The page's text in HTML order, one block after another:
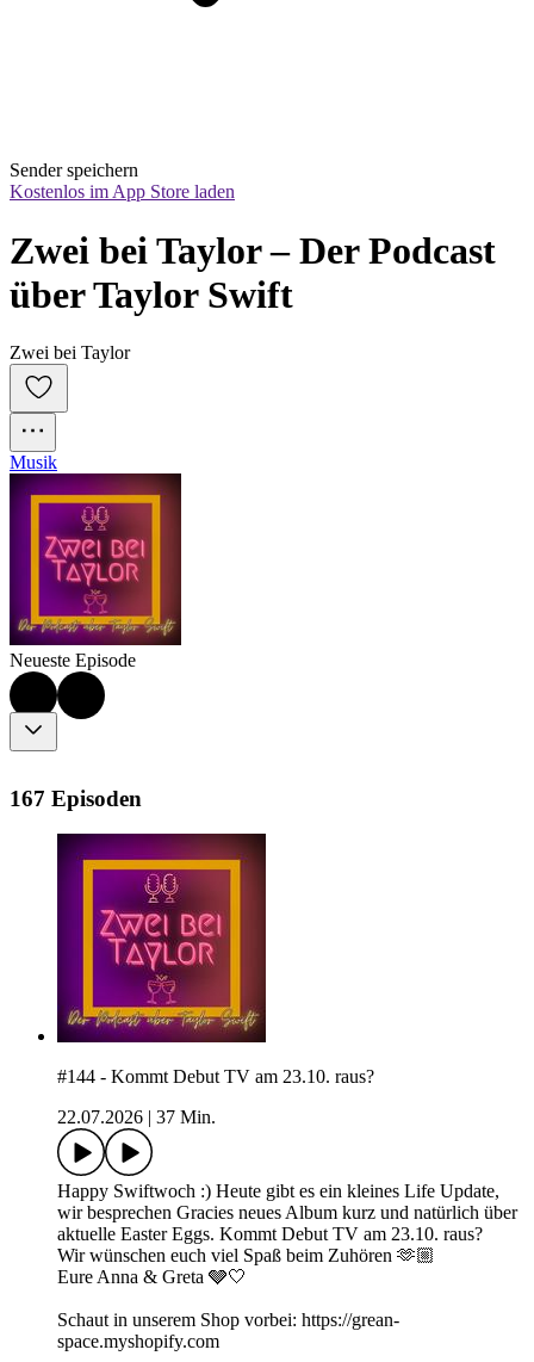
Sender speichern
Kostenlos im App Store laden
Zwei bei Taylor – Der Podcast
über Taylor Swift
Zwei bei Taylor
Musik
Neueste Episode
167 Episoden
#144 - Kommt Debut TV am 23.10. raus?
22.07.2026
37 Min.
Happy Swiftwoch :) Heute gibt es ein kleines Life Update,
wir besprechen Gracies neues Album kurz und natürlich über
aktuelle Easter Eggs. Kommt Debut TV am 23.10. raus?
Wir wünschen euch viel Spaß beim Zuhören 🫶🏼
Eure Anna & Greta 🩶🤍
Schaut in unserem Shop vorbei: https://grean-
space.myshopify.com